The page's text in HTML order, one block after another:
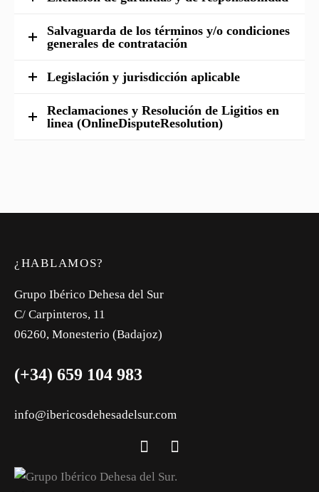
Salvaguarda de los términos y/o condiciones
generales de contratación
Legislación y jurisdicción aplicable
Reclamaciones y Resolución de Ligitios en
linea (OnlineDisputeResolution)
¿HABLAMOS?
Grupo Ibérico Dehesa del Sur
C/ Carpinteros, 11
06260, Monesterio (Badajoz)
(+34) 659 104 983
info@ibericosdehesadelsur.com